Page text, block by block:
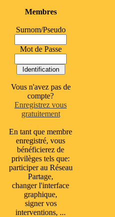
Membres
Surnom/Pseudo
Mot de Passe
Vous n'avez pas de
compte?
Enregistrez vous
gratuitement
En tant que membre
enregistré, vous
bénéficierez de
privilèges tels que:
participer au Réseau
Partage,
changer l'interface
graphique,
signer vos
interventions, ...